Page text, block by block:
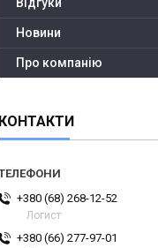
Відгуки
Новини
Про компанію
КОНТАКТИ
+380 (68) 268-12-52
Логист
+380 (66) 277-97-01